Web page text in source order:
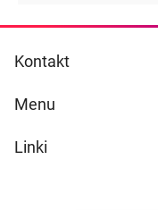
Kontakt
Menu
Linki